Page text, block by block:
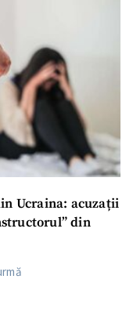
Ucraina: acuzații
din